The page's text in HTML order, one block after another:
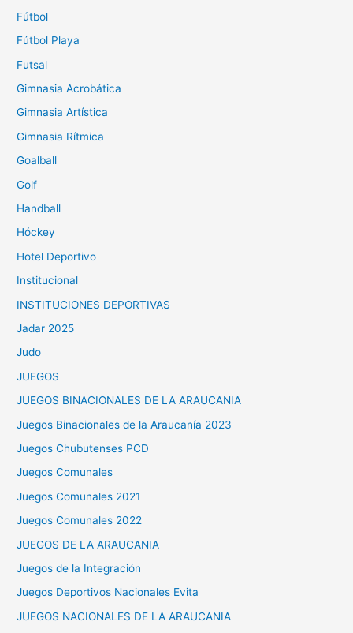
Fútbol
Fútbol Playa
Futsal
Gimnasia Acrobática
Gimnasia Artística
Gimnasia Rítmica
Goalball
Golf
Handball
Hóckey
Hotel Deportivo
Institucional
INSTITUCIONES DEPORTIVAS
Jadar 2025
Judo
JUEGOS
JUEGOS BINACIONALES DE LA ARAUCANIA
Juegos Binacionales de la Araucanía 2023
Juegos Chubutenses PCD
Juegos Comunales
Juegos Comunales 2021
Juegos Comunales 2022
JUEGOS DE LA ARAUCANIA
Juegos de la Integración
Juegos Deportivos Nacionales Evita
JUEGOS NACIONALES DE LA ARAUCANIA